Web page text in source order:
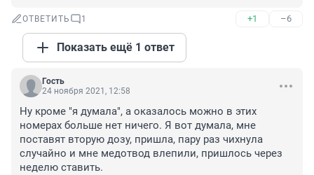
ОТВЕТИТЬ 1 +1 –6
Показать ещё 1 ответ
Гость
24 ноября 2021, 12:58
Ну кроме "я думала", а оказалось можно в этих
номерах больше нет ничего. Я вот думала, мне
поставят вторую дозу, пришла, пару раз чихнула
случайно и мне медотвод влепили, пришлось через
неделю ставить.